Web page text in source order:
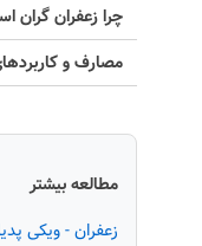
چرا زعفران گران
مصارف و
مطالعه بیشتر
زعفران - ویکی